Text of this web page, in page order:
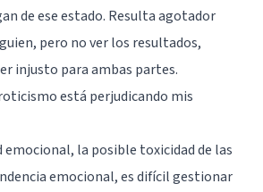
de ese estado. Resulta agotador
pero no ver los resultados,
injusto para ambas partes.
está perjudicando mis
emocional, la posible toxicidad de las
emocional, es difícil gestionar